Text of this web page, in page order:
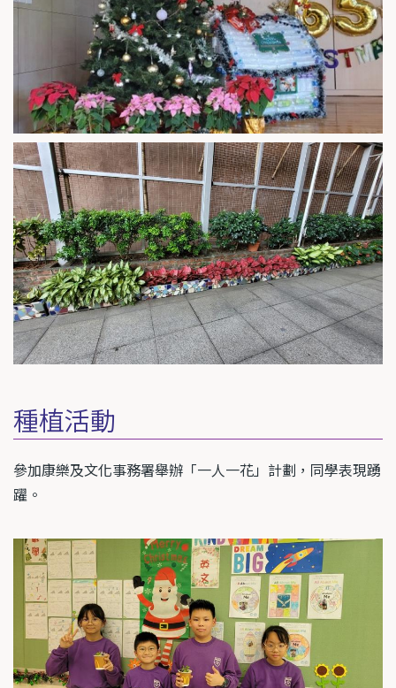
種植活動
參加康樂及文化事務署舉辦「一人一花」計劃，同學表現踴
躍。